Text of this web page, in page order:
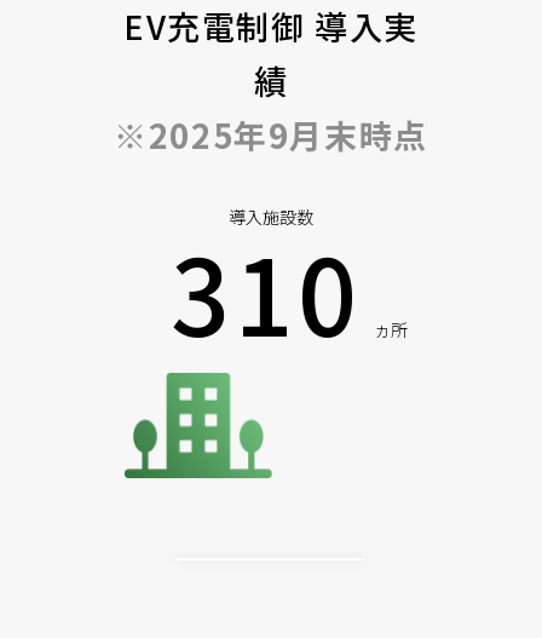
EV充電制御 導入実
績
※2025年9月末時点
導入施設数
310 ヵ所